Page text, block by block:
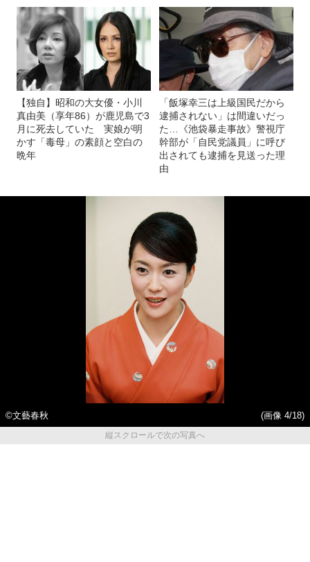
【独自】昭和の大女優・小川
真由美（享年86）が鹿児島で3
月に死去していた 実娘が明
かす「毒母」の素顔と空白の
晩年
「飯塚幸三は上級国民だから
逮捕されない」は間違いだっ
た…《池袋暴走事故》警視庁
幹部が「自民党議員」に呼び
出されても逮捕を見送った理
由
©文藝春秋
(画像 4/18)
縦スクロールで次の写真へ